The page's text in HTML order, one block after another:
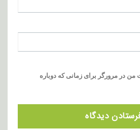
من در مرورگر برای زمانی که دوباره